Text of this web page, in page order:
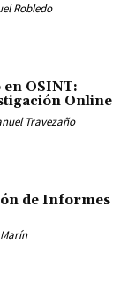
Robledo
OSINT:
Online
Travezaño
de Informes